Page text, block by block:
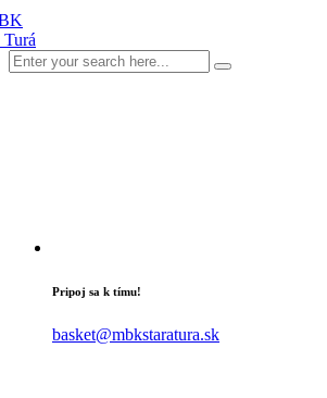
Pripoj sa k tímu!
basket@mbkstaratura.sk